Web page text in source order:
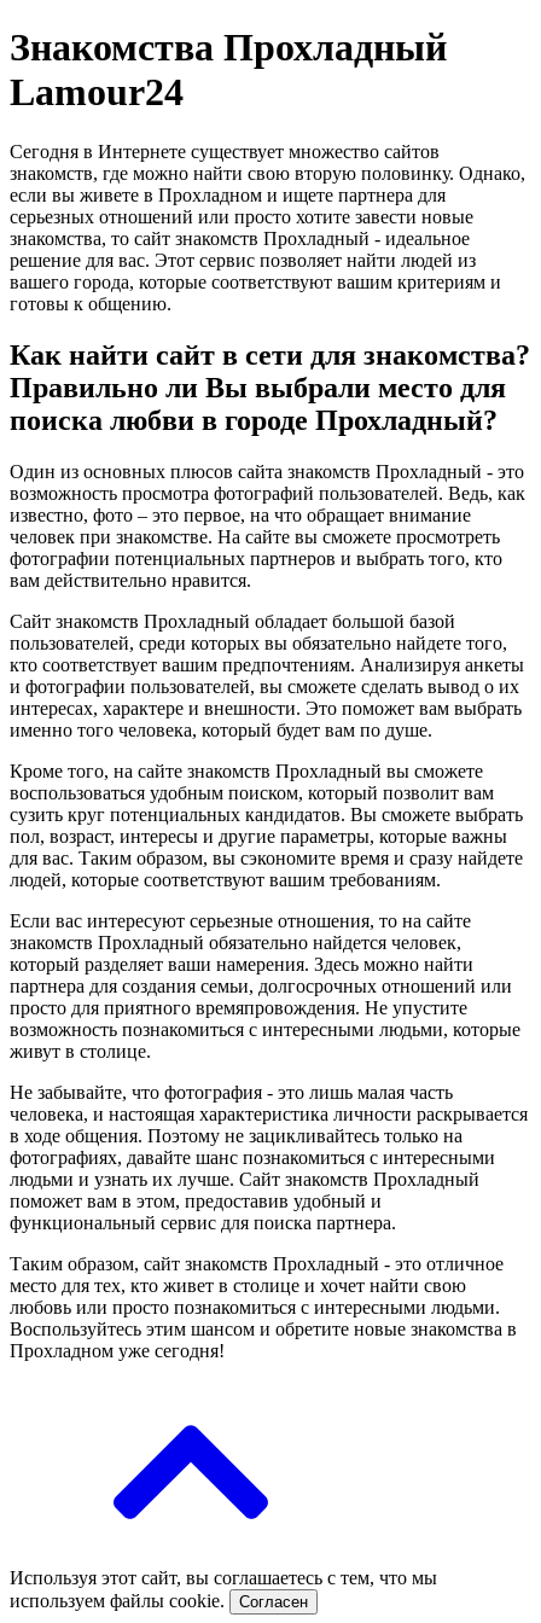
Знакомства Прохладный
Lamour24
Сегодня в Интернете существует множество сайтов
знакомств, где можно найти свою вторую половинку. Однако,
если вы живете в Прохладном и ищете партнера для
серьезных отношений или просто хотите завести новые
знакомства, то сайт знакомств Прохладный - идеальное
решение для вас. Этот сервис позволяет найти людей из
вашего города, которые соответствуют вашим критериям и
готовы к общению.
Как найти сайт в сети для знакомства?
Правильно ли Вы выбрали место для
поиска любви в городе Прохладный?
Один из основных плюсов сайта знакомств Прохладный - это
возможность просмотра фотографий пользователей. Ведь, как
известно, фото – это первое, на что обращает внимание
человек при знакомстве. На сайте вы сможете просмотреть
фотографии потенциальных партнеров и выбрать того, кто
вам действительно нравится.
Сайт знакомств Прохладный обладает большой базой
пользователей, среди которых вы обязательно найдете того,
кто соответствует вашим предпочтениям. Анализируя анкеты
и фотографии пользователей, вы сможете сделать вывод о их
интересах, характере и внешности. Это поможет вам выбрать
именно того человека, который будет вам по душе.
Кроме того, на сайте знакомств Прохладный вы сможете
воспользоваться удобным поиском, который позволит вам
сузить круг потенциальных кандидатов. Вы сможете выбрать
пол, возраст, интересы и другие параметры, которые важны
для вас. Таким образом, вы сэкономите время и сразу найдете
людей, которые соответствуют вашим требованиям.
Если вас интересуют серьезные отношения, то на сайте
знакомств Прохладный обязательно найдется человек,
который разделяет ваши намерения. Здесь можно найти
партнера для создания семьи, долгосрочных отношений или
просто для приятного времяпровождения. Не упустите
возможность познакомиться с интересными людьми, которые
живут в столице.
Не забывайте, что фотография - это лишь малая часть
человека, и настоящая характеристика личности раскрывается
в ходе общения. Поэтому не зацикливайтесь только на
фотографиях, давайте шанс познакомиться с интересными
людьми и узнать их лучше. Сайт знакомств Прохладный
поможет вам в этом, предоставив удобный и
функциональный сервис для поиска партнера.
Таким образом, сайт знакомств Прохладный - это отличное
место для тех, кто живет в столице и хочет найти свою
любовь или просто познакомиться с интересными людьми.
Воспользуйтесь этим шансом и обретите новые знакомства в
Прохладном уже сегодня!
Используя этот сайт, вы соглашаетесь с тем, что мы
используем файлы cookie.
Согласен